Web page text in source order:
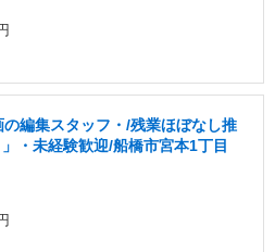
の編集スタッフ・/残業ほぼなし推
・未経験歓迎/船橋市宮本1丁目